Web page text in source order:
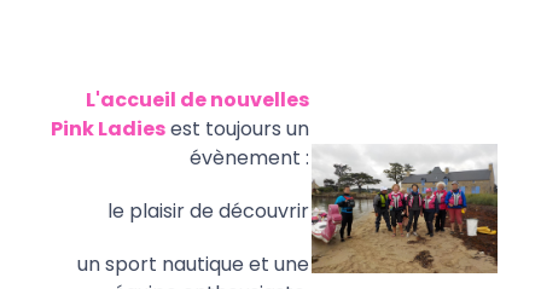
L'accueil de nouvelles
Pink Ladiesest toujours un
évènement :
le plaisir de découvrir
unsport nautique et une